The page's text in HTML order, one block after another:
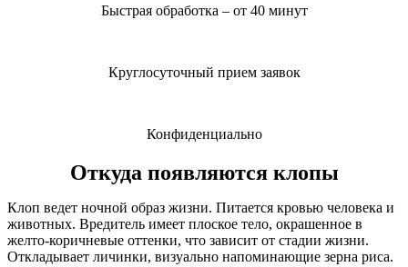
Быстрая обработка – от 40 минут
Круглосуточный прием заявок
Конфиденциально
Откуда появляются клопы
Клоп ведет ночной образ жизни. Питается кровью человека и
животных. Вредитель имеет плоское тело, окрашенное в
желто-коричневые оттенки, что зависит от стадии жизни.
Откладывает личинки, визуально напоминающие зерна риса.